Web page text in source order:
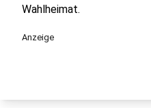
Wahlheimat.
Anzeige